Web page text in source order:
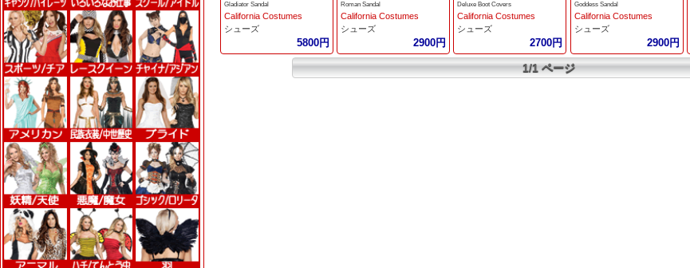
Gladiator Sandal
California Costumes
シューズ
5800円
Roman Sandal
California Costumes
シューズ
2900円
Deluxe Boot Covers
California Costumes
シューズ
2700円
Goddess Sandal
California Costumes
シューズ
2900円
1/1 ページ